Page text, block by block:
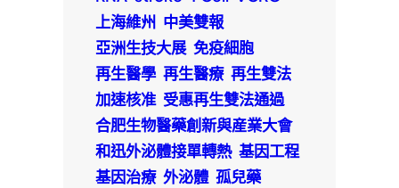
上海維州 中美雙報
亞洲生技大展 免疫細胞
再生醫學 再生醫療 再生雙法
加速核准 受惠再生雙法通過
合肥生物醫藥創新與産業大會
和迅外泌體接單轉熱 基因工程
基因治療 外泌體 孤兒藥